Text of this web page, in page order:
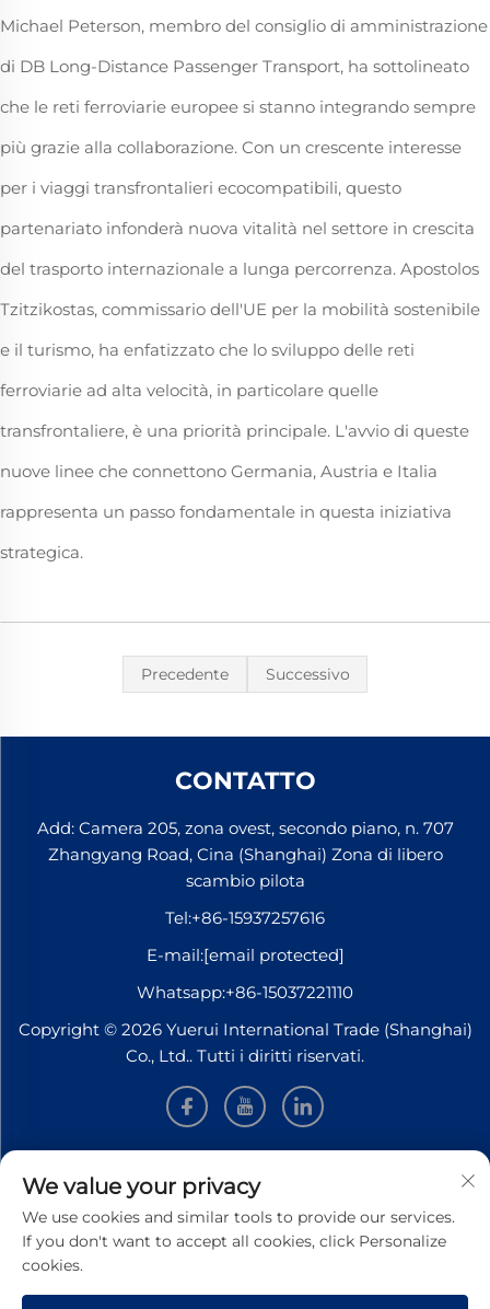
Michael Peterson, membro del consiglio di amministrazione
di DB Long-Distance Passenger Transport, ha sottolineato
che le reti ferroviarie europee si stanno integrando sempre
più grazie alla collaborazione. Con un crescente interesse
per i viaggi transfrontalieri ecocompatibili, questo
partenariato infonderà nuova vitalità nel settore in crescita
del trasporto internazionale a lunga percorrenza. Apostolos
Tzitzikostas, commissario dell'UE per la mobilità sostenibile
e il turismo, ha enfatizzato che lo sviluppo delle reti
ferroviarie ad alta velocità, in particolare quelle
transfrontaliere, è una priorità principale. L'avvio di queste
nuove linee che connettono Germania, Austria e Italia
rappresenta un passo fondamentale in questa iniziativa
strategica.
Precedente Successivo
CONTATTO
Add: Camera 205, zona ovest, secondo piano, n. 707
Zhangyang Road, Cina (Shanghai) Zona di libero
scambio pilota
Tel:+86-15937257616
E-mail:[email protected]
Whatsapp:+86-15037221110
Copyright © 2026 Yuerui International Trade (Shanghai)
Co., Ltd.. Tutti i diritti riservati.
INFORMAZIONI
Iscriviti per ricevere la nostra newsletter settimanale
We value your privacy
We use cookies and similar tools to provide our services.
If you don't want to accept all cookies, click Personalize
cookies.